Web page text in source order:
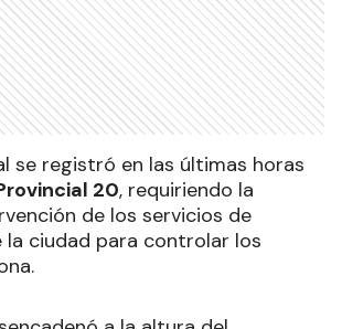
se registró en las últimas horas
20, requiriendo la
de los servicios de
la ciudad para controlar los